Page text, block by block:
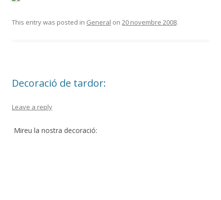
This entry was posted in General on 20 novembre 2008.
Decoració de tardor:
Leave a reply
Mireu la nostra decoració: